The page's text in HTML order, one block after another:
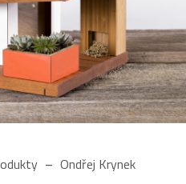
Ondřej Krynek